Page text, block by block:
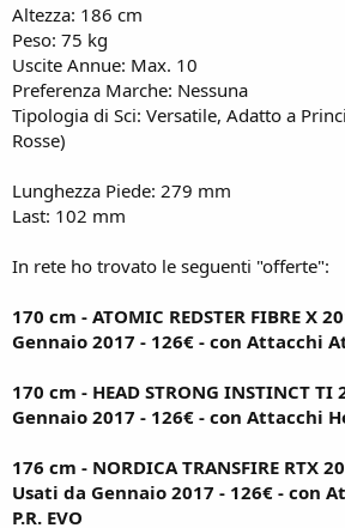
Altezza: 186 cm
Peso: 75 kg
Uscite Annue: Max. 10
Preferenza Marche: Nessuna
Tipologia di Sci: Versatile, Adatto a
Rosse)
Lunghezza Piede: 279 mm
Last: 102 mm
In rete ho trovato le seguenti "offerte":
170 cm - ATOMIC REDSTER FIBRE X
Gennaio 2017 - 126€ - con Attacchi
170 cm - HEAD STRONG INSTINCT
Gennaio 2017 - 126€ - con Attacchi
176 cm - NORDICA TRANSFIRE RTX
Usati da Gennaio 2017 - 126€ - con
P.R. EVO